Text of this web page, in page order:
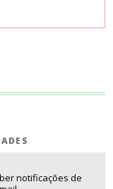
notificações de